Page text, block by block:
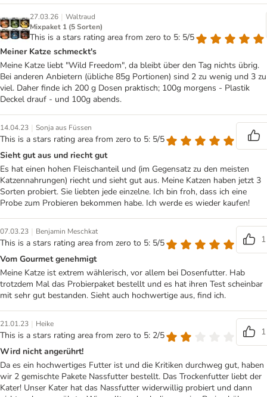
27.03.26 | Waltraud
Mixpaket 1 (5 Sorten)
This is a stars rating area from zero to 5: 5/5
Meiner Katze schmeckt's
Meine Katze liebt "Wild Freedom", da bleibt über den Tag nichts übrig.
Bei anderen Anbietern (übliche 85g Portionen) sind 2 zu wenig und 3 zu
viel. Daher finde ich 200 g Dosen praktisch; 100g morgens - Plastik
Deckel drauf - und 100g abends.
14.04.23 | Sonja aus Füssen
This is a stars rating area from zero to 5: 5/5
Sieht gut aus und riecht gut
Es hat einen hohen Fleischanteil und (im Gegensatz zu den meisten
Katzennahrungen) riecht und sieht gut aus. Meine Katzen haben jetzt 3
Sorten probiert. Sie liebten jede einzelne. Ich bin froh, dass ich eine
Probe zum Probieren bekommen habe. Ich werde es wieder kaufen!
07.03.23 | Benjamin Meschkat
This is a stars rating area from zero to 5: 5/5
1
Vom Gourmet genehmigt
Meine Katze ist extrem wählerisch, vor allem bei Dosenfutter. Hab
trotzdem Mal das Probierpaket bestellt und es hat ihren Test scheinbar
mit sehr gut bestanden. Sieht auch hochwertige aus, find ich.
21.01.23 | Heike
This is a stars rating area from zero to 5: 2/5
1
Wird nicht angerührt!
Da es ein hochwertiges Futter ist und die Kritiken durchweg gut, haben
wir 2 gemischte Pakete Nassfutter bestellt. Das Trockenfutter liebt der
Kater! Unser Kater hat das Nassfutter widerwillig probiert und dann